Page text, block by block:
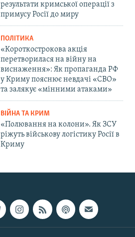
результати кримської операції з
примусу Росії до миру
ПОЛІТИКА
«Короткострокова акція
перетворилася на війну на
виснаження»: Як пропаганда РФ
у Криму пояснює невдачі «СВО»
та залякує «мінними атаками»
ВІЙНА ТА КРИМ
«Полювання на колони». Як ЗСУ
ріжуть військову логістику Росії в
Криму